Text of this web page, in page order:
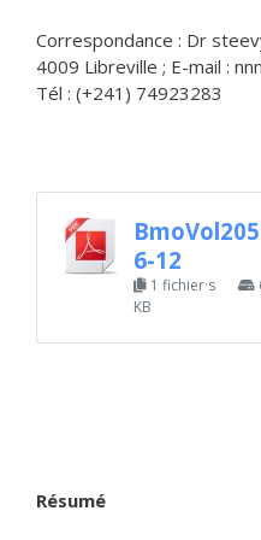
Correspondance : Dr
4009 Libreville ; E-mail :
Tél : (+241) 74923283
6-12
1 fichier·s
KB
Résumé